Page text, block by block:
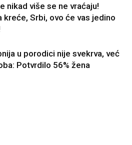
nikad više se ne vraćaju!
kreće, Srbi, ovo će vas jedino
u porodici nije svekrva, već
Potvrdilo 56% žena